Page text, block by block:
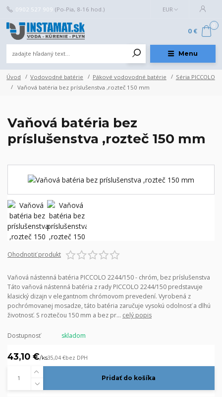
Menu
EUR
0902 527 909 (Po-Pia, 8-16 hod.)
0
0 €
Úvod Vodovodné batérie Pákové vodovodné batérie
Séria PICCOLO
Vaňová batéria bez príslušenstva ,rozteč 150 mm
Vaňová batéria bez
príslušenstva ,rozteč 150 mm
Ohodnotiť produkt
Vaňová nástenná batéria PICCOLO 2244/150 - chróm, bez príslušenstva
Táto vaňová nástenná batéria z rady PICCOLO 2244/150 predstavuje
klasický dizajn v elegantnom chrómovom prevedení. Vyrobená z
pochrómovanej mosadze, táto batéria zaručuje vysokú odolnosť a dlhú
životnosť. S roztečou 150 mm a bez pr... celý popis
Dostupnosť skladom
43,10 €/ks35,04 €bez DPH
Pridať do košíka